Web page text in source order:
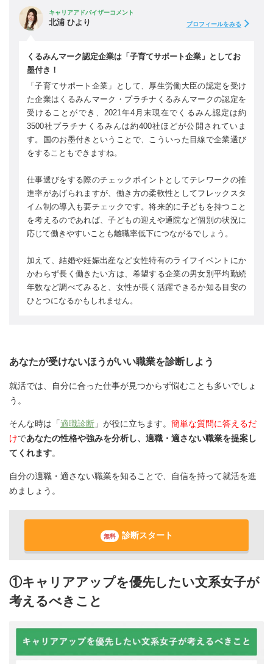
キャリアアドバイザーコメント
北浦 ひより プロフィールをみる
くるみんマーク認定企業は「子育てサポート企業」としてお
墨付き！
「子育てサポート企業」として、厚生労働大臣の認定を受け
た企業はくるみんマーク・プラチナくるみんマークの認定を
受けることができ、2021年4月末現在でくるみん認定は約
3500社プラチナくるみんは約400社ほどが公開されていま
す。国のお墨付きということで、こういった目線で企業選び
をすることもできますね。
仕事選びをする際のチェックポイントとしてテレワークの推
進率があげられますが、働き方の柔軟性としてフレックスタ
イム制の導入も要チェックです。将来的に子どもを持つこと
を考えるのであれば、子どもの迎えや通院など個別の状況に
応じて働きやすいことも離職率低下につながるでしょう。
加えて、結婚や妊娠出産など女性特有のライフイベントにか
かわらず長く働きたい方は、希望する企業の男女別平均勤続
年数など調べてみると、女性が長く活躍できるか知る目安の
ひとつになるかもしれません。
あなたが受けないほうがいい職業を診断しよう
就活では、自分に合った仕事が見つからず悩むことも多いでしょ
う。
そんな時は「適職診断 」が役に立ちます。 簡単な質問に答えるだ
けであなたの性格や強みを分析し、適職・適さない職業を提案し
てくれます。
自分の適職・適さない職業を知ることで、自信を持って就活を進
めましょう。
無料 診断スタート
①キャリアアップを優先したい文系女子が
考えるべきこと